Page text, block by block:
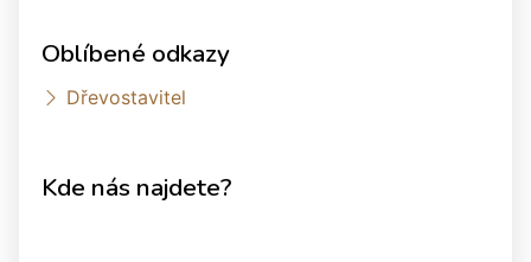
Oblíbené odkazy
Dřevostavitel
Kde nás najdete?